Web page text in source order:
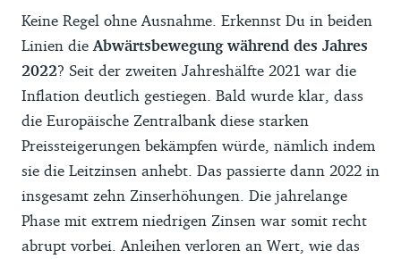
Keine Regel ohne Ausnahme. Erkennst Du in beiden
Linien die Abwärtsbewegung während des Jahres
2022? Seit der zweiten Jahreshälfte 2021 war die
Inflation deutlich gestiegen. Bald wurde klar, dass
die Europäische Zentralbank diese starken
Preissteigerungen bekämpfen würde, nämlich indem
sie die Leitzinsen anhebt. Das passierte dann 2022 in
insgesamt zehn Zinserhöhungen. Die jahrelange
Phase mit extrem niedrigen Zinsen war somit recht
abrupt vorbei. Anleihen verloren an Wert, wie das